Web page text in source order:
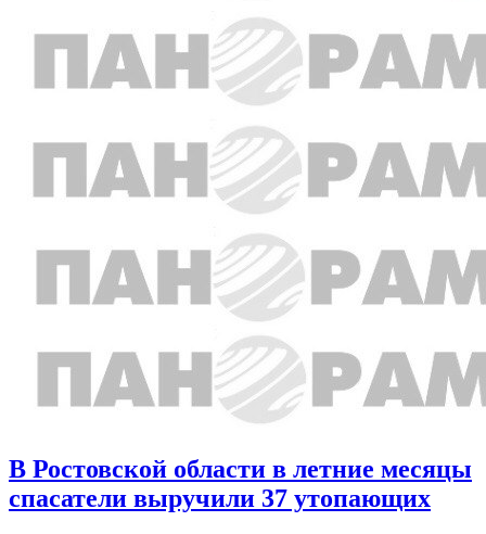
В Ростовской области в летние месяцы
спасатели выручили 37 утопающих